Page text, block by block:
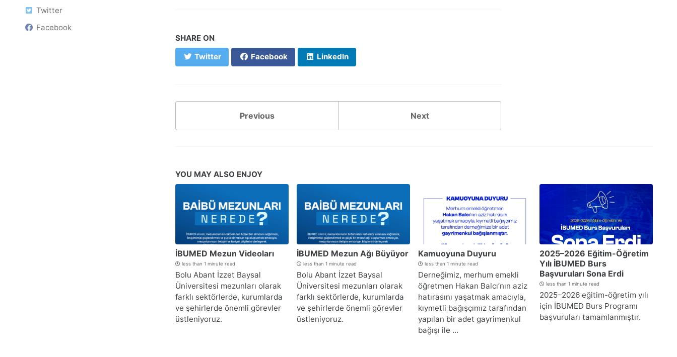
Twitter
Facebook
SHARE ON
Twitter
Facebook LinkedIn
Previous Next
YOU MAY ALSO ENJOY
İBUMED Mezun Videoları
less than 1 minute read
Bolu Abant İzzet Baysal
Üniversitesi mezunları olarak
farklı sektörlerde, kurumlarda
ve şehirlerde önemli görevler
üstleniyoruz.
İBUMED Mezun Ağı Büyüyor
less than 1 minute read
Bolu Abant İzzet Baysal
Üniversitesi mezunları olarak
farklı sektörlerde, kurumlarda
ve şehirlerde önemli görevler
üstleniyoruz.
Kamuoyuna Duyuru
less than 1 minute read
Derneğimiz, merhum emekli
öğretmen Hakan Balcı’nın aziz
hatırasını yaşatmak amacıyla,
kıymetli bağışçımız tarafından
yapılan bir adet gayrimenkul
bağışı ile ...
2025–2026 Eğitim-Öğretim
Yılı İBUMED Burs
Başvuruları Sona Erdi
less than 1 minute read
2025–2026 eğitim-öğretim yılı
için İBUMED Burs Programı
başvuruları tamamlanmıştır.